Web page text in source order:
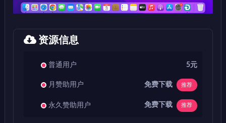
资源信息
普通用户 5元
月赞助用户 免费下载 推荐
永久赞助用户 免费下载 推荐